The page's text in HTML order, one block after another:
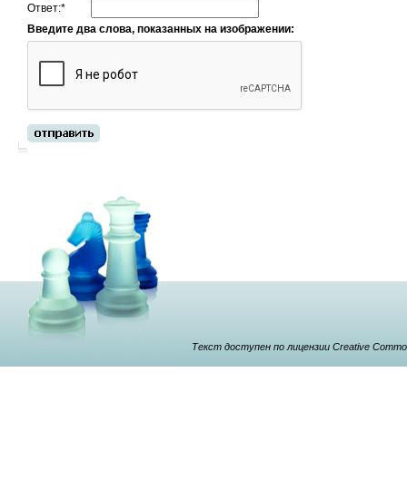
Ответ:*
Введите два слова, показанных на изображении:
Текст доступен по лицензии Creative